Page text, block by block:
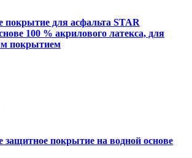
покрытие для асфальта STAR
100 % акрилового латекса, для
покрытием
защитное покрытие на водной основе